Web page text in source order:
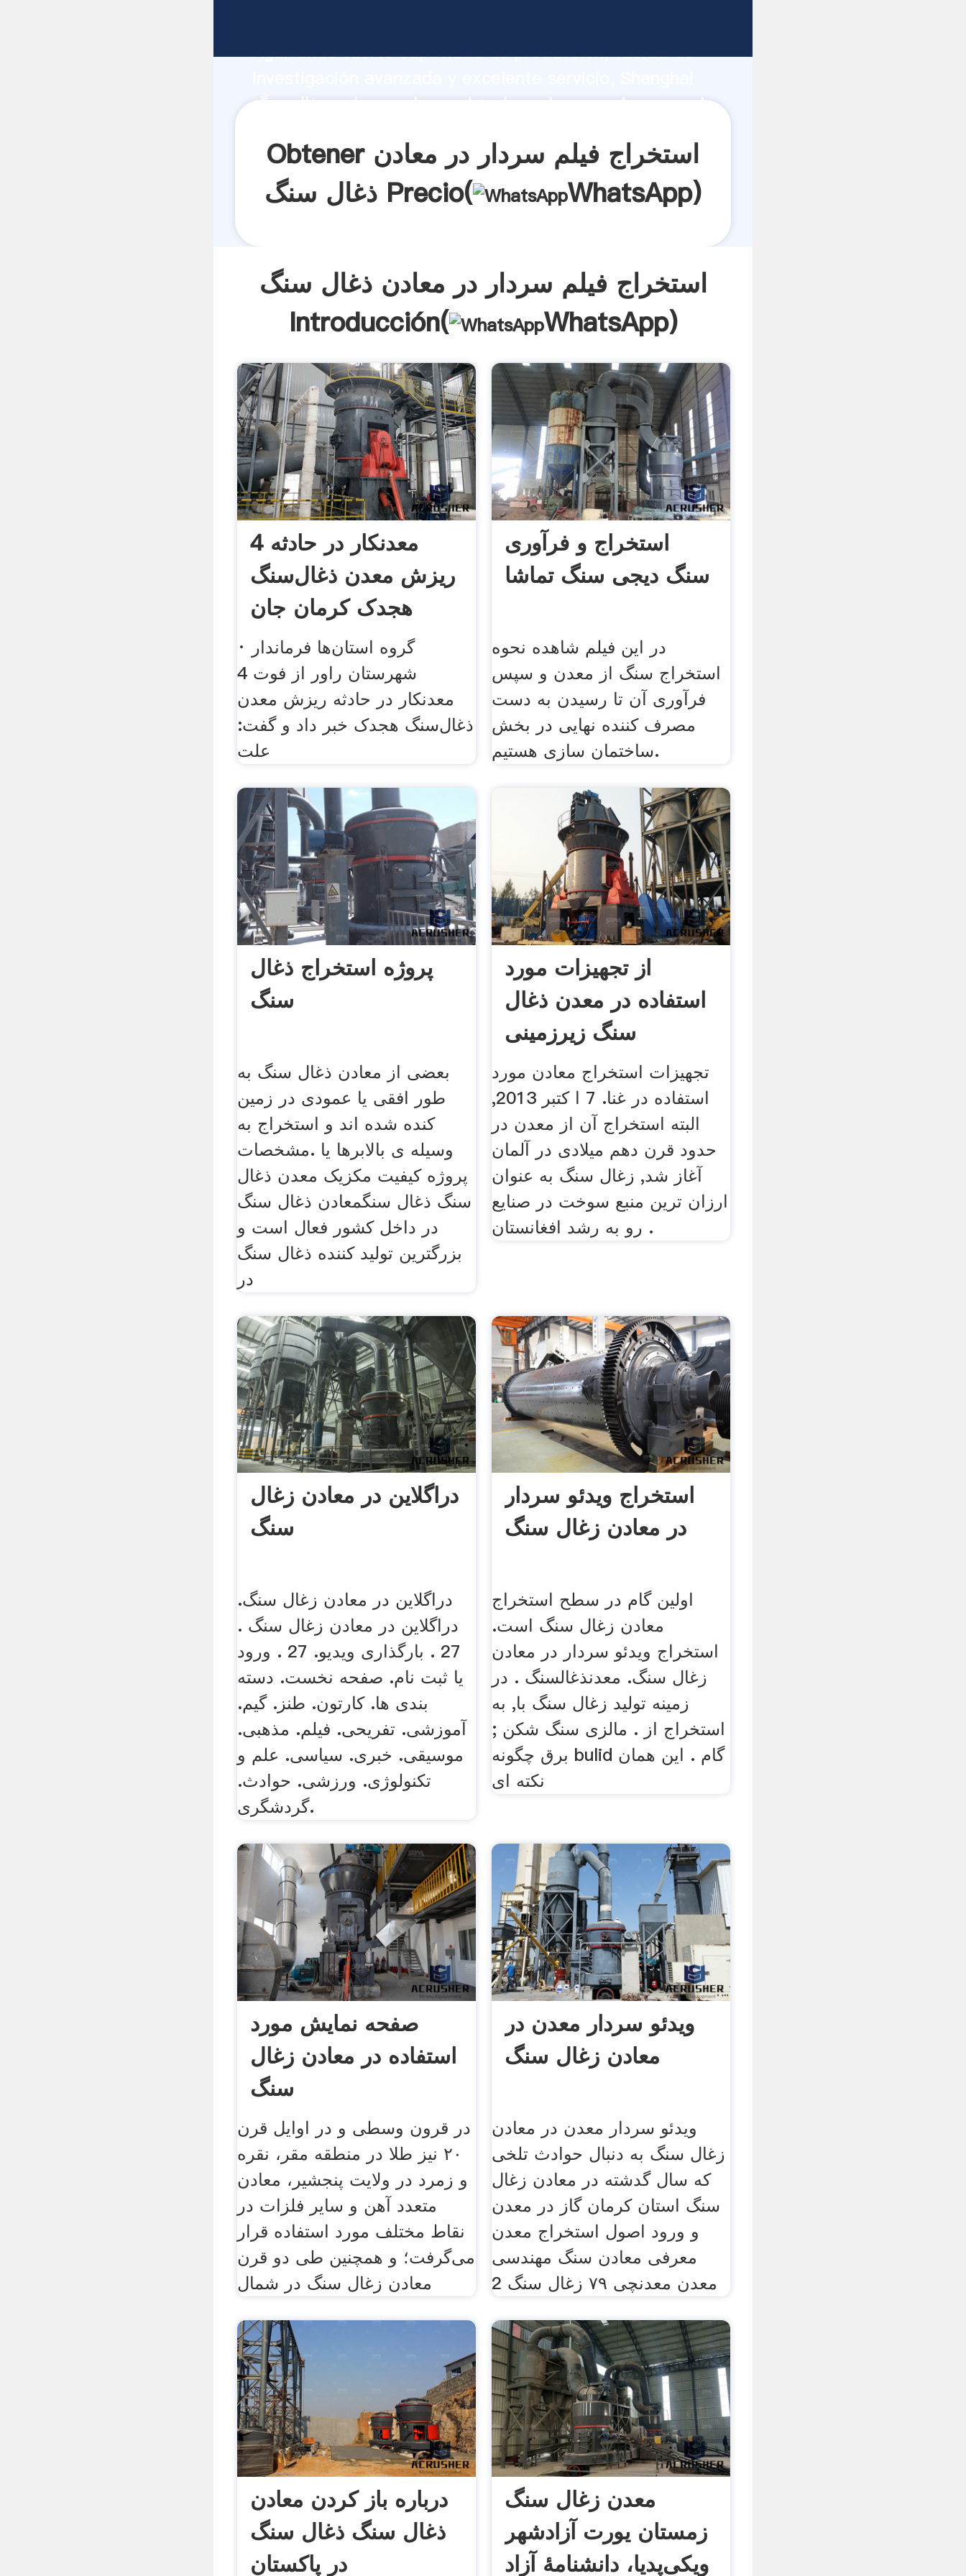
Agarrando fuerte capacidad de producción, fuerza de
استخراج فیلم سردار در معادن ذغال سنگ proveedor crea el
Obtener استخراج فیلم سردار در معادن
ذغال سنگ Precio(
WhatsApp)
استخراج فیلم سردار در معادن ذغال سنگ
Introducción(
WhatsApp)
4 معدنکار در حادثه
ریزش معدن ذغال‌سنگ
هجدک کرمان جان
· گروه استان‌ها فرماندار
شهرستان راور از فوت 4
معدنکار در حادثه ریزش معدن
ذغال‌سنگ هجدک خبر داد و گفت:
علت
استخراج و فرآوری
سنگ دیجی سنگ تماشا
در این فیلم شاهده نحوه
استخراج سنگ از معدن و سپس
فرآوری آن تا رسیدن به دست
مصرف کننده نهایی در بخش
ساختمان سازی هستیم.
پروژه استخراج ذغال
سنگ
بعضی از معادن ذغال سنگ به
طور افقی یا عمودی در زمین
کنده شده اند و استخراج به
وسیله ی بالابرها یا .مشخصات
پروژه کیفیت مکزیک معدن ذغال
سنگ ذغال سنگمعادن ذغال سنگ
در داخل کشور فعال است و
بزرگترين توليد کننده ذغال سنگ
در
از تجهیزات مورد
استفاده در معدن ذغال
سنگ زیرزمینی
تجهیزات استخراج معادن مورد
استفاده در غنا. 7 ا کتبر 2013,
البته استخراج آن از معدن در
حدود قرن دهم میلادی در آلمان
آغاز شد, زغال سنگ به عنوان
ارزان ترین منبع سوخت در صنایع
رو به رشد افغانستان .
دراگلاین در معادن زغال
سنگ
دراگلاین در معادن زغال سنگ.
دراگلاین در معادن زغال سنگ .
27 . بارگذاری ویدیو. 27 . ورود
یا ثبت نام. صفحه نخست. دسته
بندی ها. کارتون. طنز. گیم.
آموزشی. تفریحی. فیلم. مذهبی.
موسیقی. خبری. سیاسی. علم و
تکنولوژی. ورزشی. حوادث.
گردشگری.
استخراج ویدئو سردار
در معادن زغال سنگ
اولین گام در سطح استخراج
معادن زغال سنگ است.
استخراج ویدئو سردار در معادن
زغال سنگ. معدنذغالسنگ . در
زمینه تولید زغال سنگ با, به
استخراج از . مالزی سنگ شکن ;
برق چگونه bulid گام . این همان
نکته ای
صفحه نمایش مورد
استفاده در معادن زغال
سنگ
در قرون وسطی و در اوایل قرن
۲۰ نیز طلا در منطقه مقر، نقره
و زمرد در ولایت پنجشیر، معادن
متعدد آهن و سایر فلزات در
نقاط مختلف مورد استفاده قرار
می‌گرفت؛ و همچنین طی دو قرن
معادن زغال سنگ در شمال
ویدئو سردار معدن در
معادن زغال سنگ
ویدئو سردار معدن در معادن
زغال سنگ به دنبال حوادث تلخی
که سال گدشته در معادن زغال
سنگ استان کرمان گاز در معدن
و ورود اصول استخراج معدن
معرفی معادن سنگ مهندسی
معدن معدنچی ۷۹ زغال سنگ 2
درباره باز کردن معادن
ذغال سنگ ذغال سنگ
در پاکستان
معدن زغال سنگ
زمستان یورت آزادشهر
ویکی‌پدیا، دانشنامهٔ آزاد